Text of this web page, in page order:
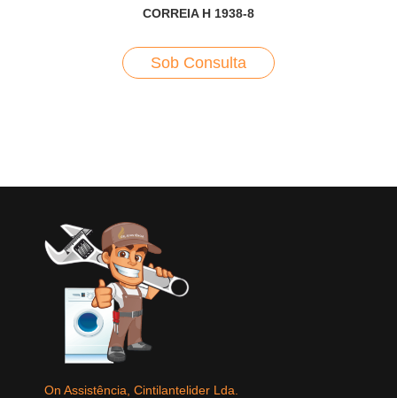
CORREIA H 1938-8
Sob Consulta
On Assistência, Cintilantelider Lda.